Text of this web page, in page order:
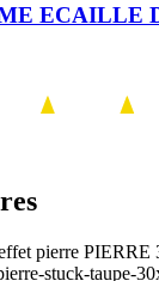
ECAILLE